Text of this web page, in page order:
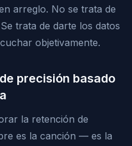
arreglo. No se trata de
trata de darte los datos
objetivamente.
precisión basado
la retención de
es la canción — es la